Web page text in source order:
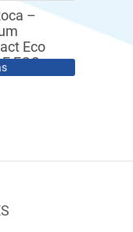
–
Eco
ECO